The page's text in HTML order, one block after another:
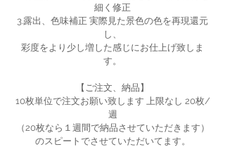
細く修正
3.露出、色味補正 実際見た景色の色を再現還元
し、
彩度をより少し増した感じにお仕上げ致しま
す。
【ご注文、納品】
10枚単位で注文お願い致します 上限なし 20枚/
週
（20枚なら１週間で納品させていただきます）
のスピートでさせていただいてます。